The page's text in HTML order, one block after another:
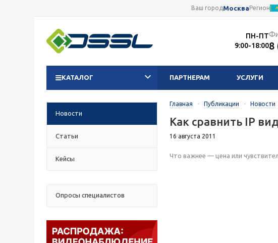
Ваш городМоскваРегион
ПН-ПТ
9:00-18:008
КАТАЛОГ ПАРТНЕРАМ УСЛУГИ
Новости
Статьи
Кейсы
Опросы специалистов
Главная - Публикации - Новости
Как сравнить IP
16 августа 2011
Что важнее — цена или